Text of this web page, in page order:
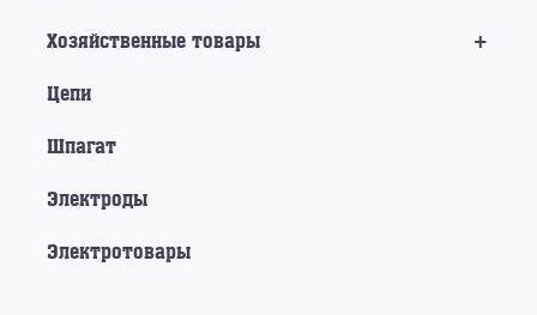
+
Хозяйственные товары
Цепи
Шпагат
Электроды
Электротовары